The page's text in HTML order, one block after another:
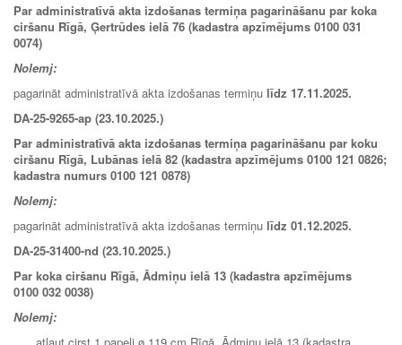
Par administratīvā akta izdošanas termiņa pagarināšanu par koka
ciršanu Rīgā, Ģertrūdes ielā 76 (kadastra apzīmējums 0100 031
0074)
Nolemj:
pagarināt administratīvā akta izdošanas termiņu līdz 17.11.2025.
DA-25-9265-ap (23.10.2025.)
Par administratīvā akta izdošanas termiņa pagarināšanu par koku
ciršanu Rīgā, Lubānas ielā 82 (kadastra apzīmējums 0100 121 0826;
kadastra numurs 0100 121 0878)
Nolemj:
pagarināt administratīvā akta izdošanas termiņu līdz 01.12.2025.
DA-25-31400-nd (23.10.2025.)
Par koka ciršanu Rīgā, Ādmiņu ielā 13 (kadastra apzīmējums
0100 032 0038)
Nolemj: